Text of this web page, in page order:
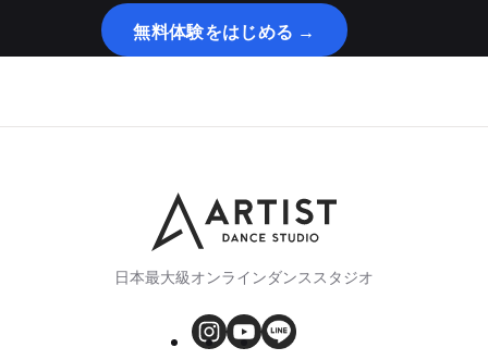
無料体験をはじめる →
日本最大級オンラインダンススタジオ